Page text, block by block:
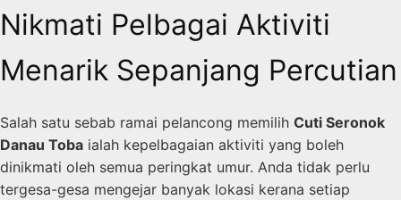
Nikmati Pelbagai Aktiviti
Menarik Sepanjang Percutian
Salah satu sebab ramai pelancong memilih Cuti Seronok
Danau Toba ialah kepelbagaian aktiviti yang boleh
dinikmati oleh semua peringkat umur. Anda tidak perlu
tergesa-gesa mengejar banyak lokasi kerana setiap